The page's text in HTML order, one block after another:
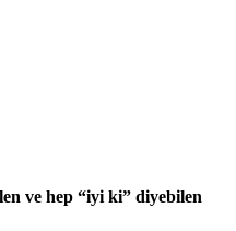
ve hep “iyi ki” diyebilen